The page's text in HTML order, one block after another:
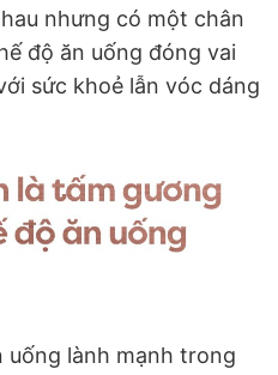
nhưng có một chân
độ ăn uống đóng vai
sức khoẻ lẫn vóc dáng
uống lành mạnh trong